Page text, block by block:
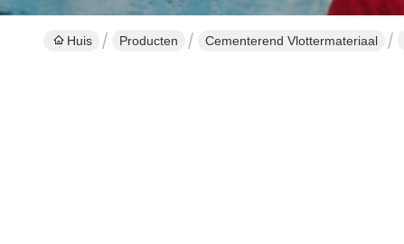
Huis Producten Cementerend Vlottermateriaal